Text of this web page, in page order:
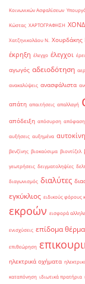
Κοινωνικών Ασφαλίσεων
Κώστας ΧΑΡΤΟΓΡΑΦΗΣΗ
Χατζηνικολάου Ν. Χουρδάκης
έκρηξη έλεγχο έλεγχοι
αγωγός αδειοδότηση
ανακαλύψεις ανασφάλιστα
απάτη απαιτήσεις απαλλαγή
απόδειξη απόσυρση απόφαση
αυξήσεις αυξημένα
βενζίνης βιοκαύσιμα βιοντίζελ
γεωτρήσεις δειγματοληψίες
διαγωνισμός διαλύτες
εγκύκλιος ειδικούς φόρους
εκροών εισφορά
ενισχύσεις επίδομα
επιθεώρηση
ηλεκτρικά οχήματα
καταπόνηση ιδιωτικά πρατήρια